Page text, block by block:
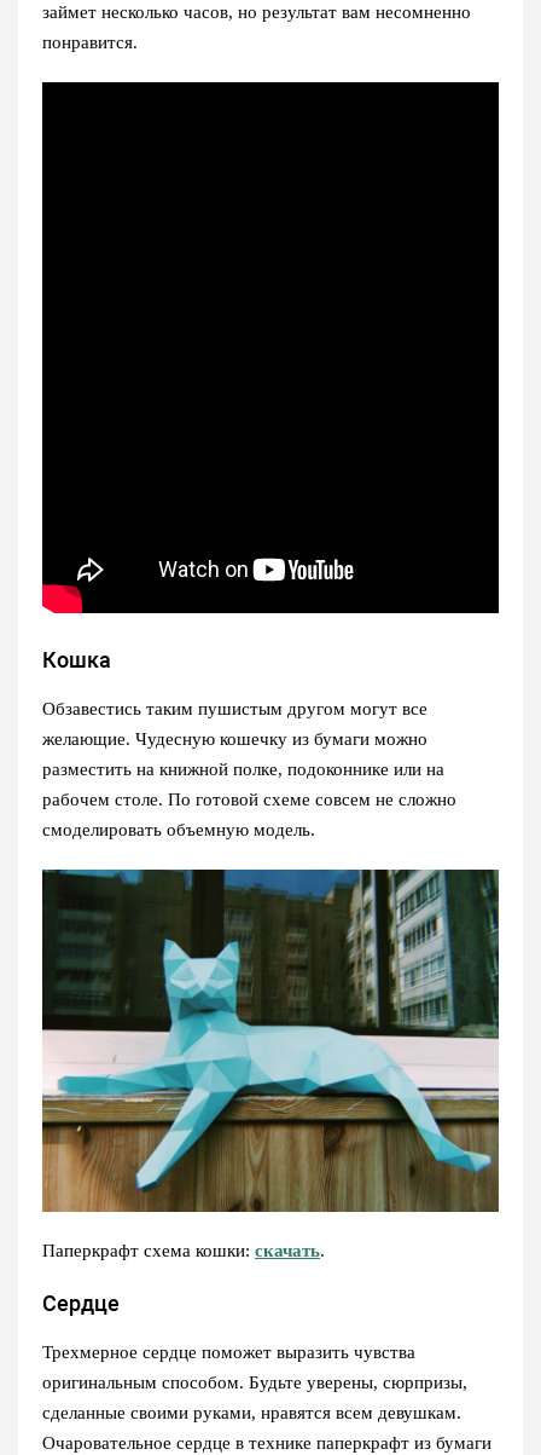
займет несколько часов, но результат вам несомненно
понравится.
Кошка
Обзавестись таким пушистым другом могут все
желающие. Чудесную кошечку из бумаги можно
разместить на книжной полке, подоконнике или на
рабочем столе. По готовой схеме совсем не сложно
смоделировать объемную модель.
Паперкрафт схема кошки: скачать.
Сердце
Трехмерное сердце поможет выразить чувства
оригинальным способом. Будьте уверены, сюрпризы,
сделанные своими руками, нравятся всем девушкам.
Очаровательное сердце в технике паперкрафт из бумаги